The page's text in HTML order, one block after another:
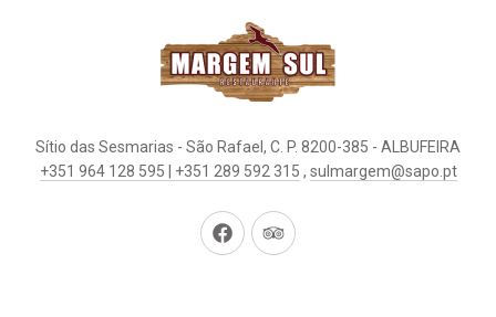
Sítio das Sesmarias - São Rafael, C. P. 8200-385 - ALBUFEIRA
+351 964 128 595 | +351 289 592 315 , sulmargem@sapo.pt
New
New